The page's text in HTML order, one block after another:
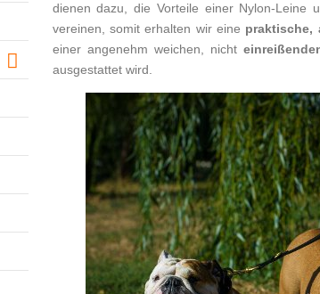
dienen dazu, die Vorteile einer Nylon-Leine
vereinen, somit erhalten wir eine praktische,
einer angenehm weichen, nicht
ausgestattet wird.